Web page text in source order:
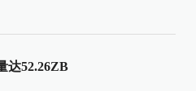
达52.26ZB